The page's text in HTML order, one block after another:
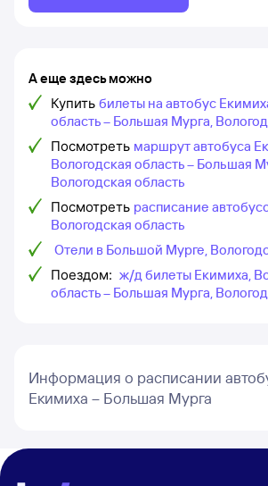
А еще здесь можно
Купить билеты на автобус
область – Большая Мурга,
Посмотреть маршрут автобуса
Вологодская область – Большая
Вологодская область
Посмотреть расписание
Вологодская область
Отели в Большой Мурге,
Поездом: ж/д билеты Екимиха,
область – Большая Мурга,
Информация о расписании
Екимиха – Большая Мурга